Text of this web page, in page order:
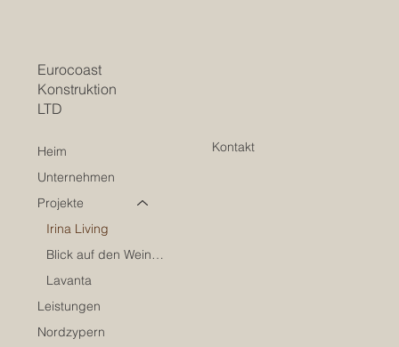
Eurocoast
Konstruktion
LTD
Heim
Unternehmen
Projekte
Irina Living
Blick auf den Weinberg
Lavanta
Leistungen
Nordzypern
Kontakt